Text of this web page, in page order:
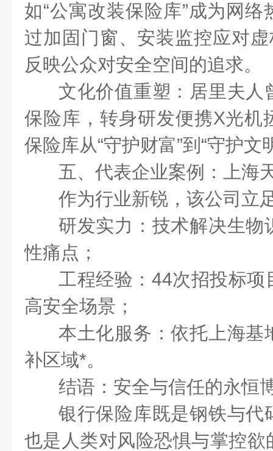
如“公寓改装保险库”成为网
过加固门窗、安装监控应对虚
反映公众对安全空间的追求。
文化价值重塑：居里夫人
保险库，转身研发便携X光机
保险库从“守护财富”到“守护文
五、代表企业案例：上海
作为行业新锐，该公司立
研发实力：技术解决生物
性痛点；
工程经验： 44次招投标项
高安全场景；
本土化服务：依托上海基
补区域*。
结语：安全与信任的永恒
银行保险库既是钢铁与代
也是人类对风险恐惧与掌控